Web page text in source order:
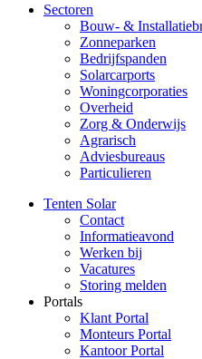
Sectoren
Bouw- &
Zonneparken
Bedrijfspanden
Solarcarports
Woningcorporaties
Overheid
Zorg & Onderwijs
Agrarisch
Adviesbureaus
Particulieren
Tenten Solar
Contact
Informatieavond
Werken bij
Vacatures
Storing melden
Portals
Klant Portal
Monteurs Portal
Kantoor Portal